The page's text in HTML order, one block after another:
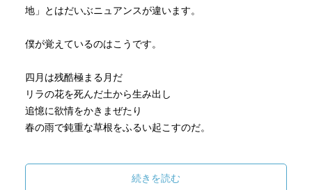
地」とはだいぶニュアンスが違います。
僕が覚えているのはこうです。
四月は残酷極まる月だ
リラの花を死んだ土から生み出し
追憶に欲情をかきまぜたり
春の雨で鈍重な草根をふるい起こすのだ。
続きを読む